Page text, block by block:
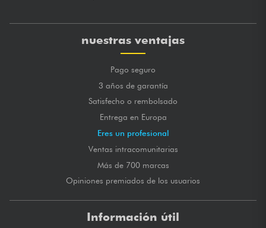
nuestras ventajas
Pago seguro
3 años de garantía
Satisfecho o rembolsado
Entrega en Europa
Eres un profesional
Ventas intracomunitarias
Más de 700 marcas
Opiniones premiados de los usuarios
Información útil